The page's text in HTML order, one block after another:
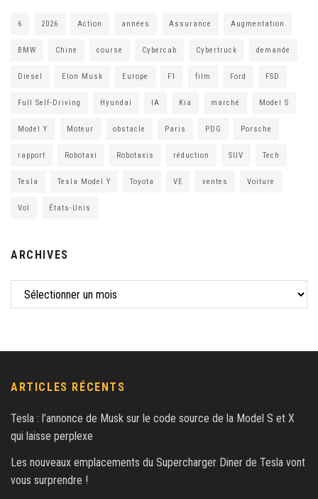
6 2026 Action années Assurance Augmentation
BMW Chine course Cybercab Cybertruck demande
Diesel Elon Musk Europe F1 film Ford FSD
Full Self-Driving Hyundai IA Kia marché Model S
Model Y Moteur obstacle Paris PDG Porsche
rapport Robotaxi Robotaxis réduction SUV Tech
Tesla Tesla Model Y Toyota VE ventes Voiture
Vol États-Unis
ARCHIVES
ARTICLES RÉCENTS
Tesla : l’annonce de Musk sur le code source de la Model S et X
qui laisse perplexe
Les nouveaux emplacements du Supercharger Diner de Tesla vont
vous surprendre !